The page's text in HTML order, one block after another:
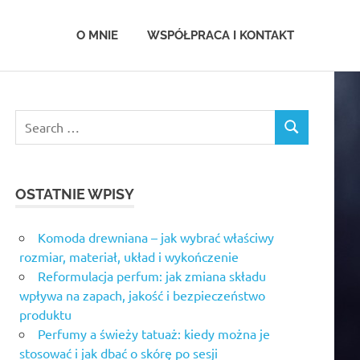
O MNIE WSPÓŁPRACA I KONTAKT
OSTATNIE WPISY
Komoda drewniana – jak wybrać właściwy
rozmiar, materiał, układ i wykończenie
Reformulacja perfum: jak zmiana składu
wpływa na zapach, jakość i bezpieczeństwo
produktu
Perfumy a świeży tatuaż: kiedy można je
stosować i jak dbać o skórę po sesji